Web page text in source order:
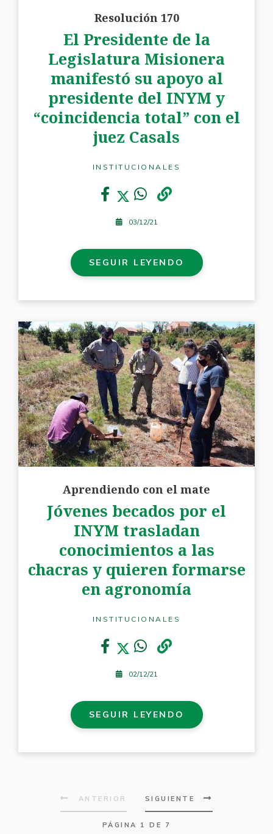
Resolución 170
El Presidente de la
Legislatura Misionera
manifestó su apoyo al
presidente del INYM y
“coincidencia total” con el
juez Casals
INSTITUCIONALES
03/12/21
SEGUIR LEYENDO
Aprendiendo con el mate
Jóvenes becados por el
INYM trasladan
conocimientos a las
chacras y quieren formarse
en agronomía
INSTITUCIONALES
02/12/21
SEGUIR LEYENDO
PÁGINA 1 DE 7
ANTERIOR SIGUIENTE